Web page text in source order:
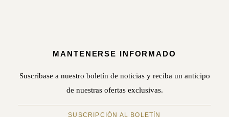
MANTENERSE INFORMADO
Suscríbase a nuestro boletín de noticias y reciba un anticipo
de nuestras ofertas exclusivas.
SUSCRIPCIÓN AL BOLETÍN